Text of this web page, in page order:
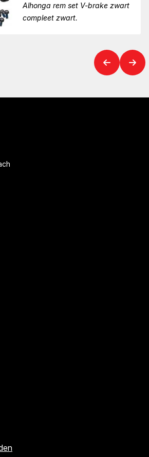
Alhonga rem set V-brake zwart
compleet zwart.